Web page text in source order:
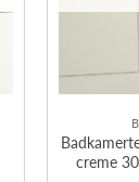
creme